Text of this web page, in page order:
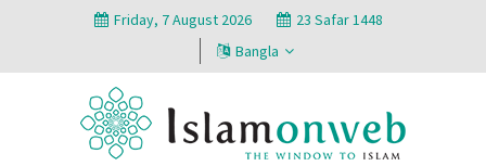
Friday, 7 August 2026
23 Safar 1448
Bangla